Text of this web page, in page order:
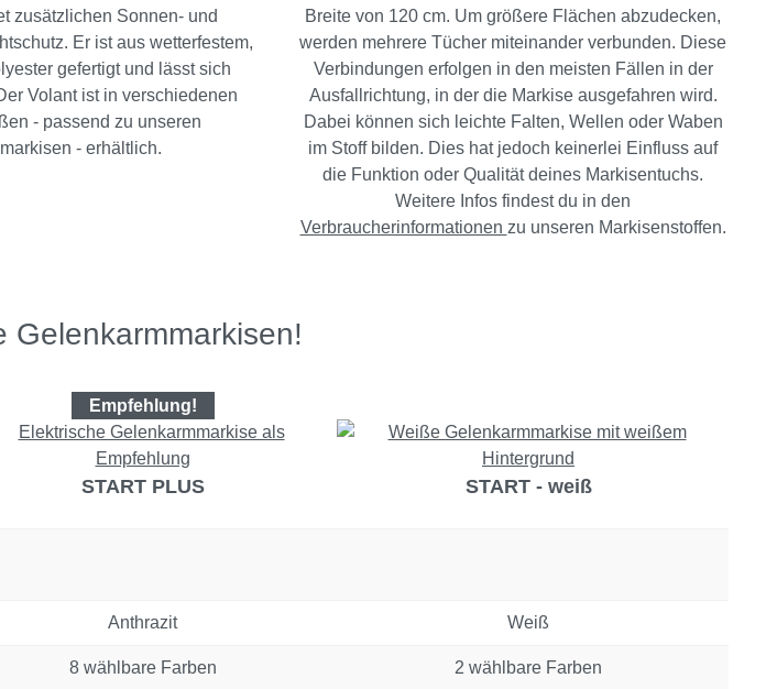
zusätzlichen Sonnen- und
Er ist aus wetterfestem,
gefertigt und lässt sich
Volant ist in verschiedenen
- passend zu unseren
- erhältlich.
Breite von 120 cm. Um größere Flächen abzudecken,
werden mehrere Tücher miteinander verbunden. Diese
Verbindungen erfolgen in den meisten Fällen in der
Ausfallrichtung, in der die Markise ausgefahren wird.
Dabei können sich leichte Falten, Wellen oder Waben
im Stoff bilden. Dies hat jedoch keinerlei Einfluss auf
die Funktion oder Qualität deines Markisentuchs.
Weitere Infos findest du in den
Verbraucherinformationen zu unseren Markisenstoffen.
Gelenkarmmarkisen!
Empfehlung!
START PLUS START - weiß
Anthrazit Weiß
8 wählbare Farben
2 wählbare Farben